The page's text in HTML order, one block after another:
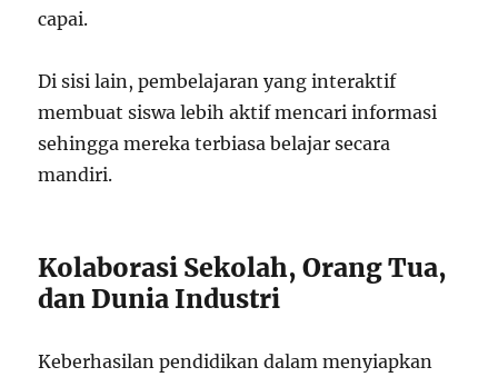
capai.
Di sisi lain, pembelajaran yang interaktif
membuat siswa lebih aktif mencari informasi
sehingga mereka terbiasa belajar secara
mandiri.
Kolaborasi Sekolah, Orang Tua,
dan Dunia Industri
Keberhasilan pendidikan dalam menyiapkan